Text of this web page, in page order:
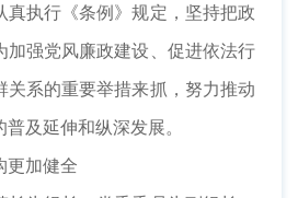
真执行《条例》规定，坚持把政
加强党风廉政建设、促进依法行
关系的重要举措来抓，努力推动
及延伸和纵深发展。
加健全